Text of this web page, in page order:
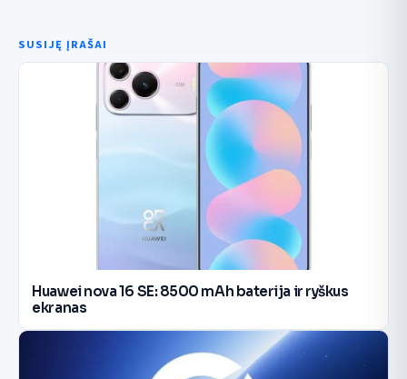
SUSIJĘ ĮRAŠAI
Huawei nova 16 SE: 8500 mAh baterija ir ryškus
ekranas